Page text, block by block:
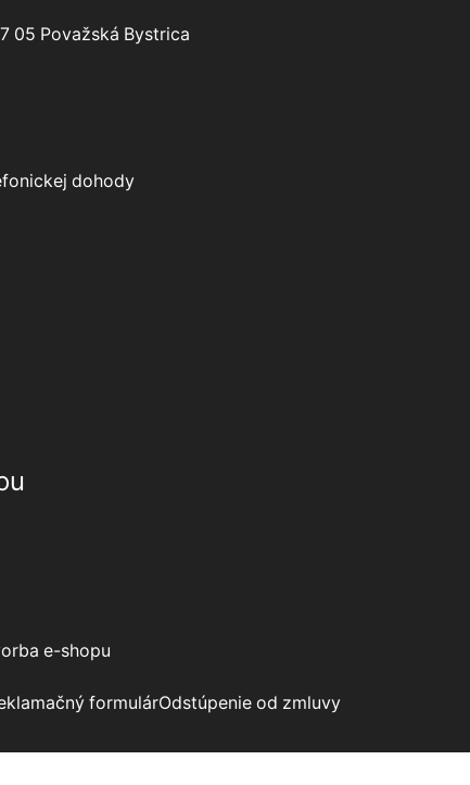
05 Považská Bystrica
dohody
e-shopu
formulárOdstúpenie od zmluvy